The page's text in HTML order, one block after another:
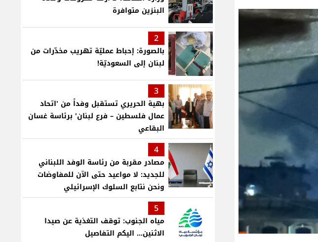
البنزين متوافرة
2
بالصورة: إحباط عمليّة تهريب مخدّرات من
لبنان إلى السعوديّة!
3
بهية الحريري تستقبل وفداً من 'اتحاد
عمال فلسطين – فرع لبنان' برئاسة غسان
البقاعي
4
مصادر مقربة من رئاسة الوفد اللبناني
للجديد: لا مواعيد حتى الآن للمفاوضات
ونحن نتابع السلوك الإسرائيلي
5
مياه الجنوب: توقف التغذية عن صيدا
الاثنين... اليكم التفاصيل